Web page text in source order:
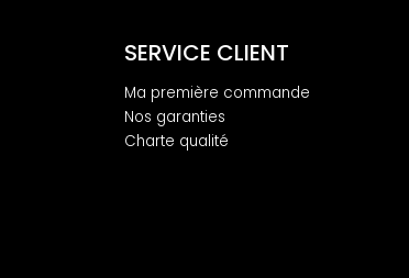
SERVICE CLIENT
Ma première commande
Nos garanties
Charte qualité